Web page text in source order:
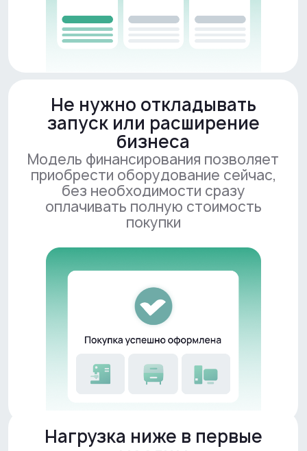
Обсудите условия
финансирования под
ваш проект
Получите консультацию, расчёт
условий и презентацию продукта
Заказать звонок
Телефон, MAX
franchise@seller-capital.ru